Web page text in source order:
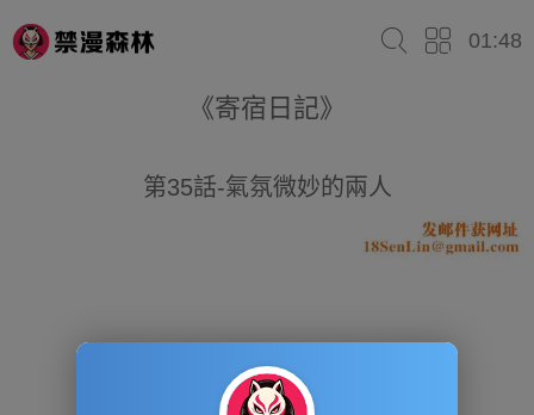
01:48
《寄宿日記》
第35話-氣氛微妙的兩人